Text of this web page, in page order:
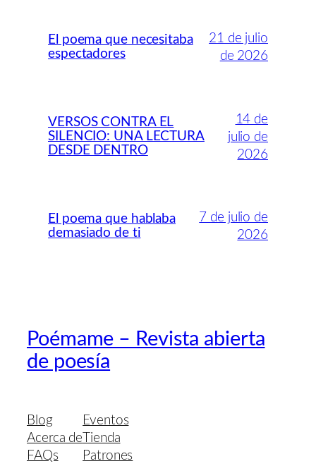
El poema que necesitaba
espectadores
21 de julio
de 2026
VERSOS CONTRA EL
SILENCIO: UNA LECTURA
DESDE DENTRO
14 de
julio de
2026
El poema que hablaba
demasiado de ti
7 de julio de
2026
Poémame – Revista abierta
de poesía
Blog
Acerca de
FAQs
Eventos
Tienda
Patrones